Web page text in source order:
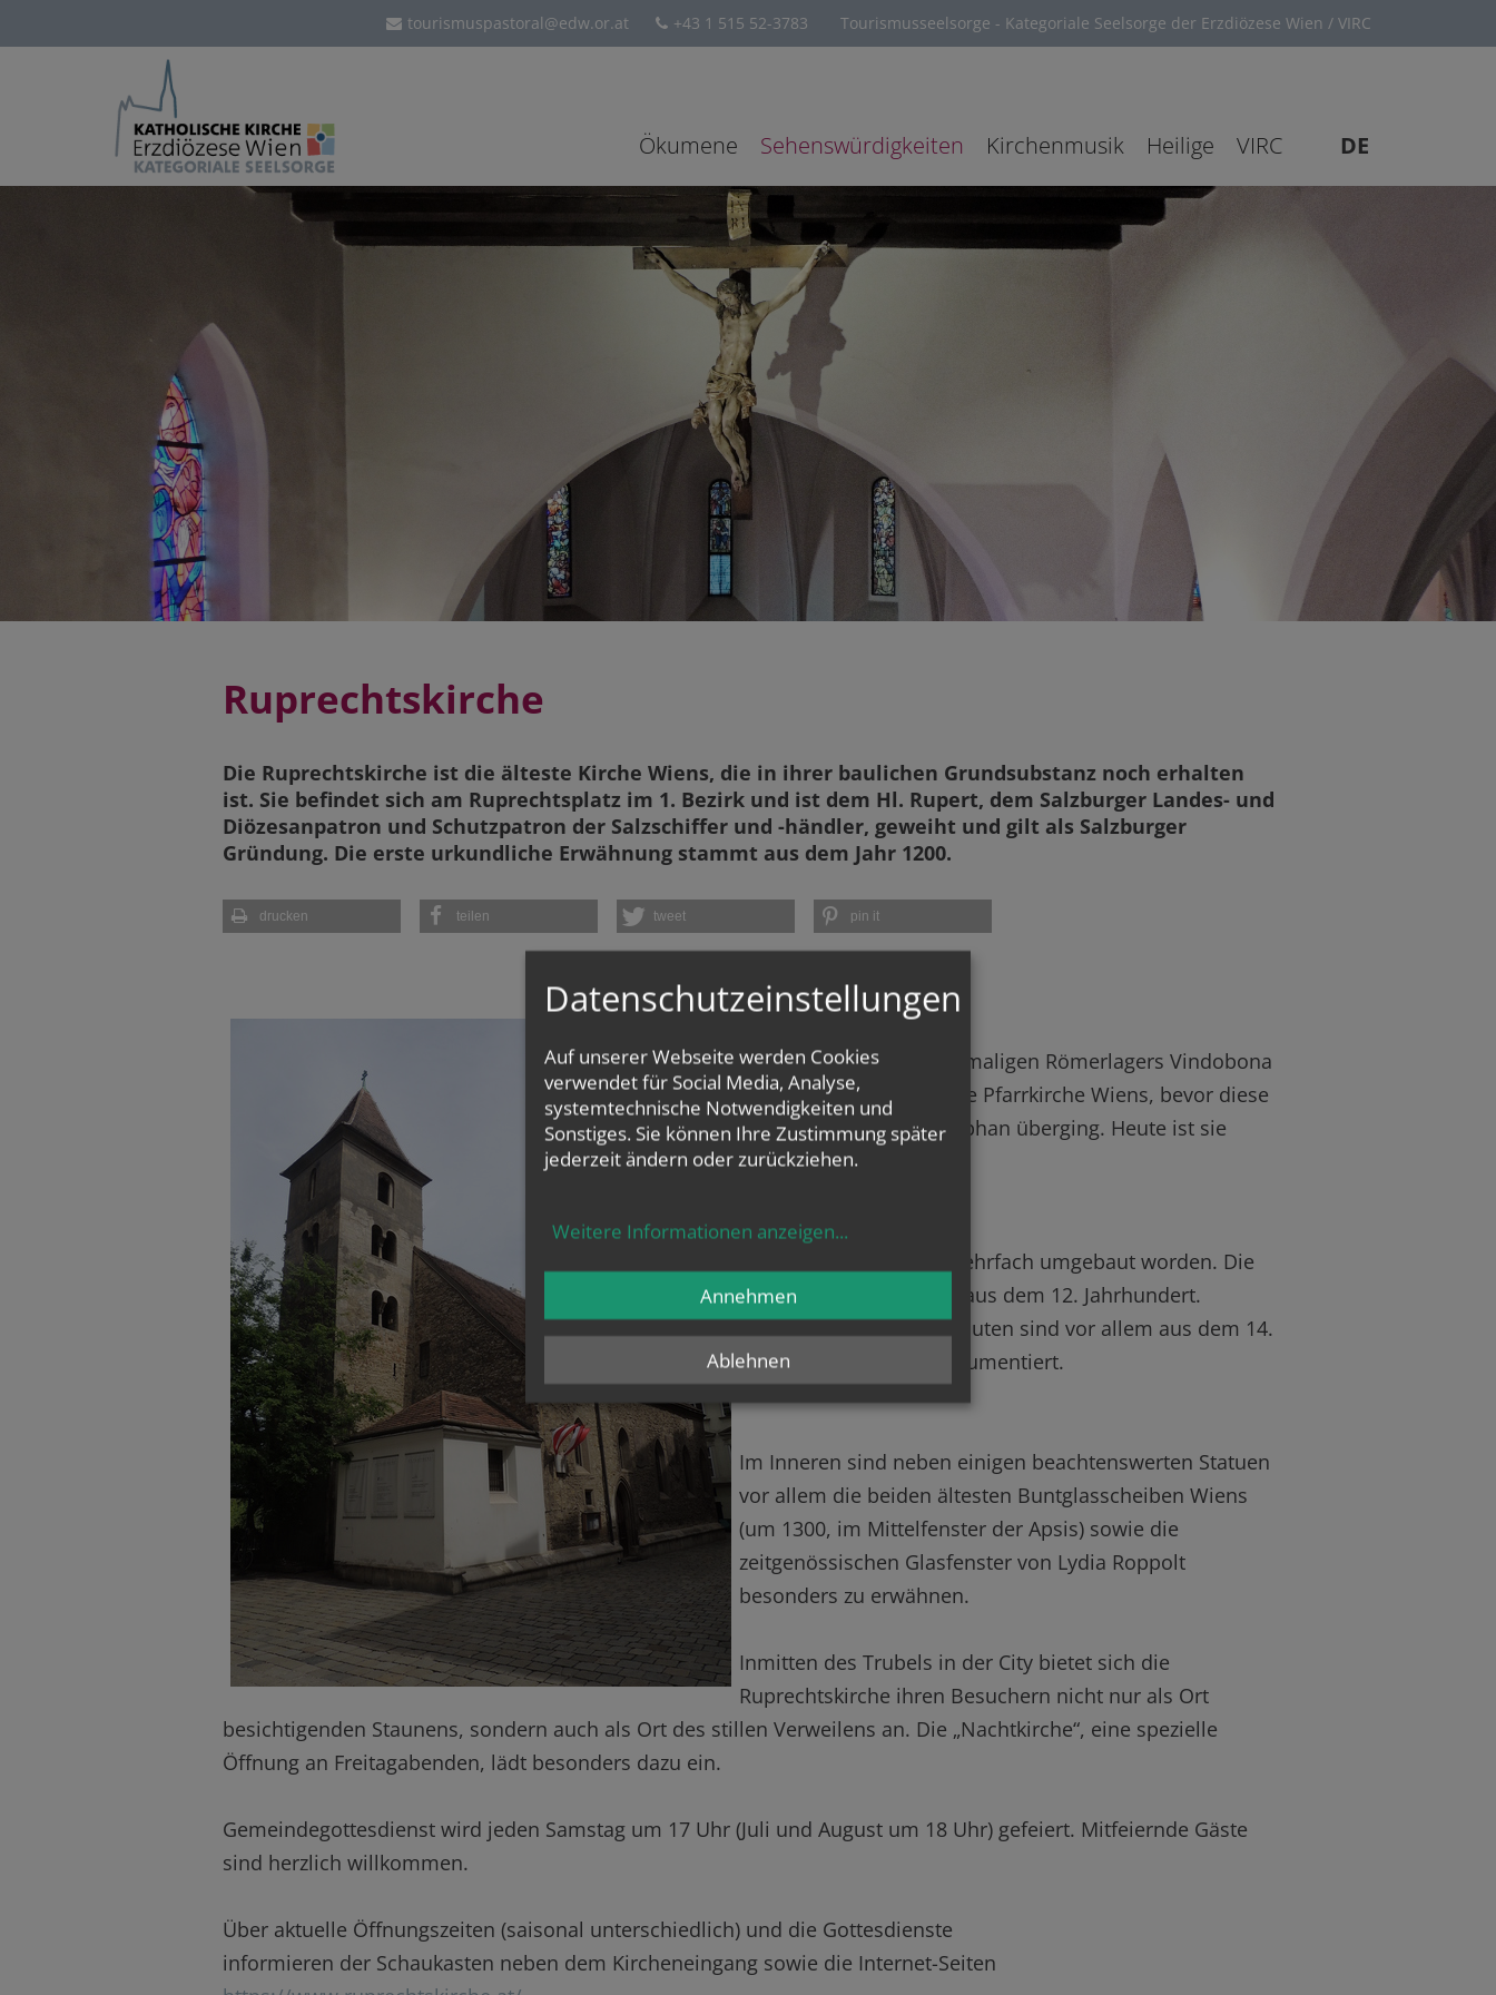
tourismuspastoral@edw.or.at +43 1 515 52-3783 Tourismusseelsorge - Kategoriale Seelsorge der Erzdiözese Wien / VIRC
Ökumene Sehenswürdigkeiten Kirchenmusik Heilige VIRC
DE
EN
Ruprechtskirche
Die Ruprechtskirche ist die älteste Kirche Wiens, die in ihrer baulichen Grundsubstanz noch erhalten
ist. Sie befindet sich am Ruprechtsplatz im 1. Bezirk und ist dem Hl. Rupert, dem Salzburger Landes- und
Diözesanpatron und Schutzpatron der Salzschiffer und -händler, geweiht und gilt als Salzburger
Gründung. Die erste urkundliche Erwähnung stammt aus dem Jahr 1200.
drucken teilen tweet pin it
Auf dem Gebiet des ehemaligen Römerlagers Vindobona
gelegen, war sie die erste Pfarrkirche Wiens, bevor diese
Funktion 1147 an St. Stephan überging. Heute ist sie
Rektoratskirche.
Die heutige Kirche ist mehrfach umgebaut worden. Die
ältesten Teile stammen aus dem 12. Jahrhundert.
Größere Um- und Neubauten sind vor allem aus dem 14.
und 19. Jahrhundert dokumentiert.
Im Inneren sind neben einigen beachtenswerten Statuen
vor allem die beiden ältesten Buntglasscheiben Wiens
(um 1300, im Mittelfenster der Apsis) sowie die
zeitgenössischen Glasfenster von Lydia Roppolt
besonders zu erwähnen.
Inmitten des Trubels in der City bietet sich die
Ruprechtskirche ihren Besuchern nicht nur als Ort
besichtigenden Staunens, sondern auch als Ort des stillen Verweilens an. Die „Nachtkirche“, eine spezielle
Öffnung an Freitagabenden, lädt besonders dazu ein.
Gemeindegottesdienst wird jeden Samstag um 17 Uhr (Juli und August um 18 Uhr) gefeiert. Mitfeiernde Gäste
sind herzlich willkommen.
Über aktuelle Öffnungszeiten (saisonal unterschiedlich) und die Gottesdienste
informieren der Schaukasten neben dem Kircheneingang sowie die Internet-Seiten
Datenschutzeinstellungen
Auf unserer Webseite werden Cookies
verwendet für Social Media, Analyse,
systemtechnische Notwendigkeiten und
Sonstiges. Sie können Ihre Zustimmung später
jederzeit ändern oder zurückziehen.
Weitere Informationen anzeigen...
Ablehnen
Annehmen